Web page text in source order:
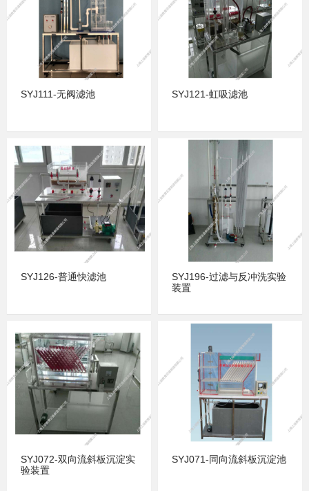
SYJ111-无阀滤池 SYJ121-虹吸滤池
SYJ126-普通快滤池
SYJ196-过滤与反冲洗实验
装置
SYJ072-双向流斜板沉淀实
验装置
SYJ071-同向流斜板沉淀池